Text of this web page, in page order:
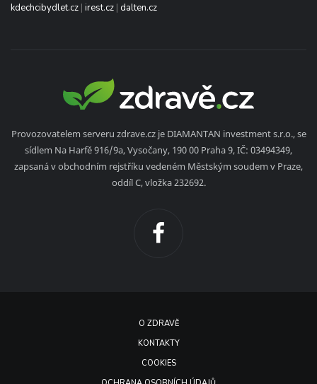
kdechcibydlet.cz | irest.cz | dalten.cz
Provozovatelem serveru zdrave.cz je DIAMANTAN investment s.r.o., se
sídlem Na Harfě 916/9a, Vysočany, 190 00 Praha 9, IČ: 03494349,
zapsaná v obchodním rejstříku vedeném Městským soudem v Praze,
oddíl C, vložka 232692.
O ZDRAVĚ
KONTAKTY
COOKIES